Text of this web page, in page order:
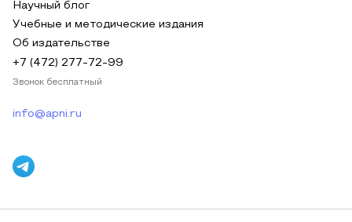
Научный блог
Учебные и методические издания
Об издательстве
+7 (472) 277-72-99
Звонок бесплатный
info@apni.ru